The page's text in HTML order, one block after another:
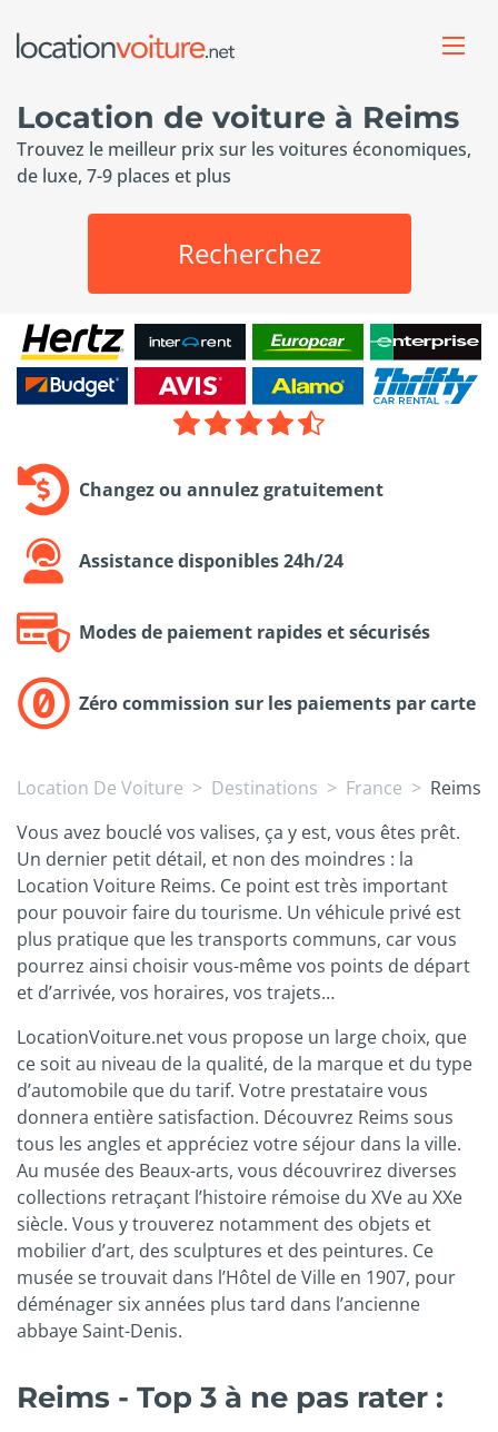
Location de voiture à Reims
Trouvez le meilleur prix sur les voitures économiques,
de luxe, 7-9 places et plus
Recherchez
Changez ou annulez gratuitement
Assistance disponibles 24h/24
Modes de paiement rapides et sécurisés
Zéro commission sur les paiements par carte
Location De Voiture Destinations France
Reims
Vous avez bouclé vos valises, ça y est, vous êtes prêt.
Un dernier petit détail, et non des moindres : la
Location Voiture Reims. Ce point est très important
pour pouvoir faire du tourisme. Un véhicule privé est
plus pratique que les transports communs, car vous
pourrez ainsi choisir vous-même vos points de départ
et d’arrivée, vos horaires, vos trajets…
LocationVoiture.net vous propose un large choix, que
ce soit au niveau de la qualité, de la marque et du type
d’automobile que du tarif. Votre prestataire vous
donnera entière satisfaction. Découvrez Reims sous
tous les angles et appréciez votre séjour dans la ville.
Au musée des Beaux-arts, vous découvrirez diverses
collections retraçant l’histoire rémoise du XVe au XXe
siècle. Vous y trouverez notamment des objets et
mobilier d’art, des sculptures et des peintures. Ce
musée se trouvait dans l’Hôtel de Ville en 1907, pour
déménager six années plus tard dans l’ancienne
abbaye Saint-Denis.
Reims - Top 3 à ne pas rater :